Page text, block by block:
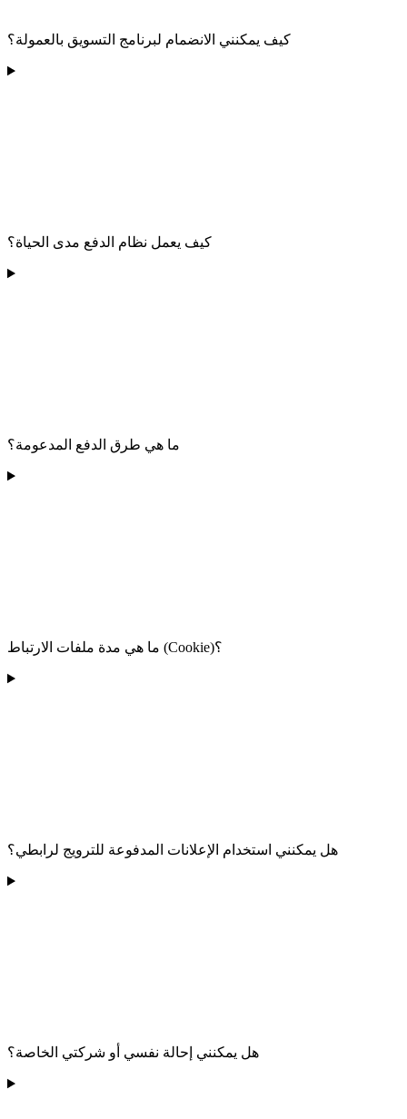
كيف يمكنني الانضمام لبرنامج التسويق بالعمولة؟
كيف يعمل نظام الدفع مدى الحياة؟
ما هي طرق الدفع المدعومة؟
ما هي مدة ملفات الارتباط (Cookie)؟
هل يمكنني استخدام الإعلانات المدفوعة للترويج لرابطي؟
هل يمكنني إحالة نفسي أو شركتي الخاصة؟